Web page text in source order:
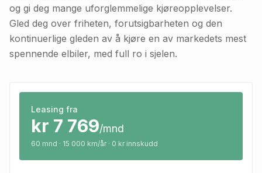
og gi deg mange uforglemmelige kjøreopplevelser.
Gled deg over friheten, forutsigbarheten og den
kontinuerlige gleden av å kjøre en av markedets mest
spennende elbiler, med full ro i sjelen.
Leasing fra
kr 7 769/mnd
60 mnd · 15 000 km/år · 0 kr innskudd